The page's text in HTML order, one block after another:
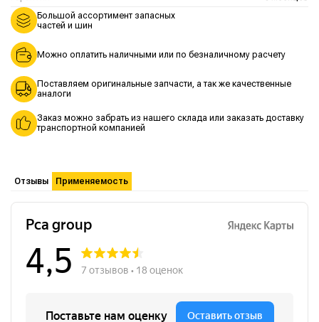
Большой ассортимент запасных
частей и шин
Можно оплатить наличными или по безналичному расчету
Поставляем оригинальные запчасти, а так же качественные
аналоги
Заказ можно забрать из нашего склада или заказать доставку
транспортной компанией
Отзывы Применяемость